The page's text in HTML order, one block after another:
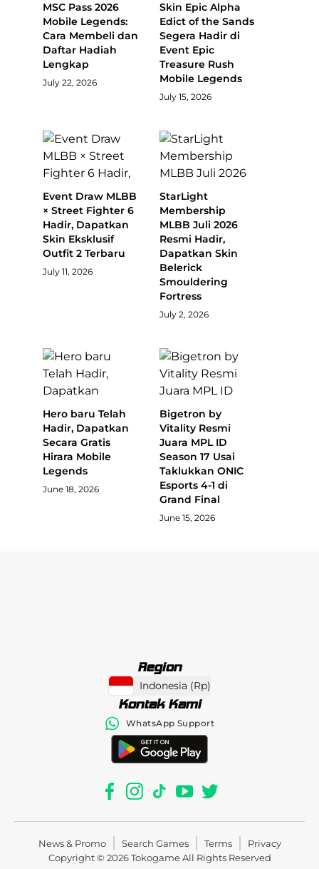
MSC Pass 2026
Mobile Legends:
Cara Membeli dan
Daftar Hadiah
Lengkap
July 22, 2026
Skin Epic Alpha
Edict of the Sands
Segera Hadir di
Event Epic
Treasure Rush
Mobile Legends
July 15, 2026
Event Draw MLBB
× Street Fighter 6
Hadir, Dapatkan
Skin Eksklusif
Outfit 2 Terbaru
July 11, 2026
StarLight
Membership
MLBB Juli 2026
Resmi Hadir,
Dapatkan Skin
Belerick
Smouldering
Fortress
July 2, 2026
Hero baru Telah
Hadir, Dapatkan
Secara Gratis
Hirara Mobile
Legends
June 18, 2026
Bigetron by
Vitality Resmi
Juara MPL ID
Season 17 Usai
Taklukkan ONIC
Esports 4-1 di
Grand Final
June 15, 2026
Region
Indonesia (Rp)
Kontak Kami
WhatsApp Support
News & Promo Search Games Terms
Privacy
Copyright © 2026TokogameAll Rights Reserved